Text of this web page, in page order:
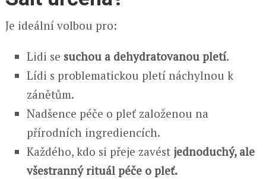
Je ideální volbou pro:
Lidi se suchou a dehydratovanou pletí.
Lídi s problematickou pletí náchylnou k
zánětům.
Nadšence péče o pleť založenou na
přírodních ingrediencích.
Každého, kdo si přeje zavést jednoduchý, ale
všestranný rituál péče o pleť.